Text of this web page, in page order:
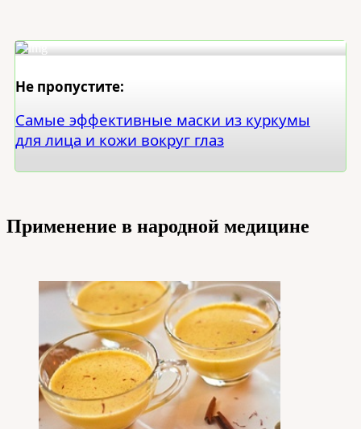
Не пропустите:
Самые эффективные маски из куркумы
для лица и кожи вокруг глаз
Применение в народной медицине